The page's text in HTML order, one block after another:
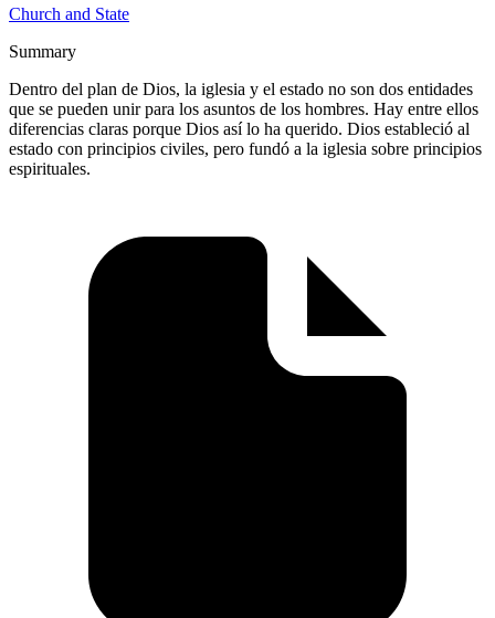
Church and State
Summary
Dentro del plan de Dios, la iglesia y el estado no son dos entidades
que se pueden unir para los asuntos de los hombres. Hay entre ellos
diferencias claras porque Dios así lo ha querido. Dios estableció al
estado con principios civiles, pero fundó a la iglesia sobre principios
espirituales.